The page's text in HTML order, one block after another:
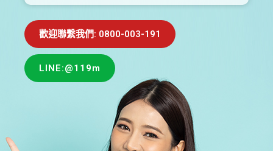
歡迎聯繫我們: 0800-003-191
LINE:@119m